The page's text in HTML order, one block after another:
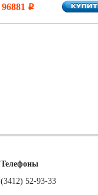
96881 i
Телефоны
(3412) 52-93-33